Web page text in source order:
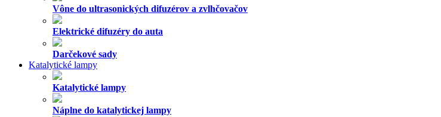
Vône do ultrasonických difuzérov a zvlhčovačov
Elektrické difuzéry do auta
Darčekové sady
Katalytické lampy
Katalytické lampy
Náplne do katalytickej lampy